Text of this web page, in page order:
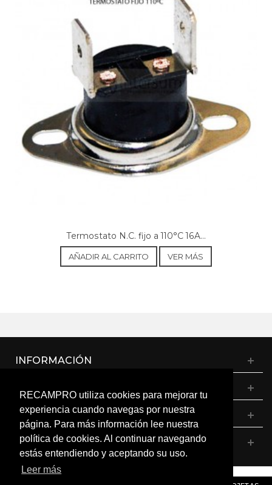
RECAMPRO utiliza cookies para mejorar tu
experiencia cuando navegas por nuestra
página. Para más información lee nuestra
política de cookies. Al continuar navegando
estás entendiendo y aceptando su uso.
Leer más
Termostato N.C. fijo a 110°C 16A...
AÑADIR AL CARRITO VER MÁS
INFORMACIÓN
MI CUENTA
CONTÁCTANOS